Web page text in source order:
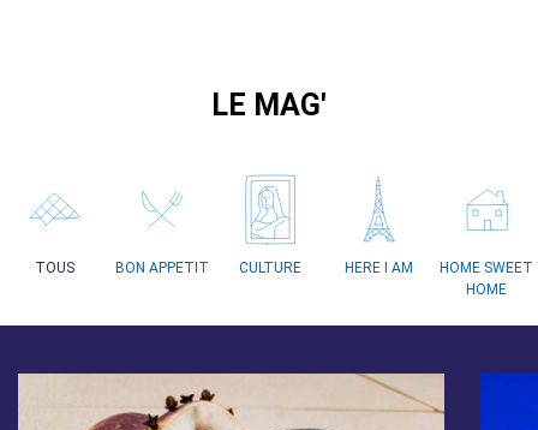
LE MAG'
TOUS BON APPETIT CULTURE HERE I AM
HOME SWEET
HOME